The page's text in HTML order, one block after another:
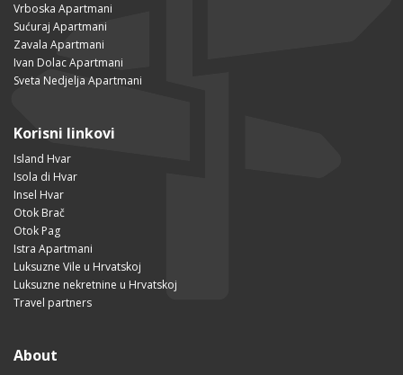
Vrboska Apartmani
Sućuraj Apartmani
Zavala Apartmani
Ivan Dolac Apartmani
Sveta Nedjelja Apartmani
Korisni linkovi
Island Hvar
Isola di Hvar
Insel Hvar
Otok Brač
Otok Pag
Istra Apartmani
Luksuzne Vile u Hrvatskoj
Luksuzne nekretnine u Hrvatskoj
Travel partners
About